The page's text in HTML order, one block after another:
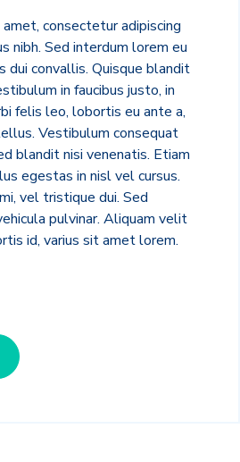
consectetur adipiscing
nibh. Sed interdum lorem eu
dui convallis. Quisque blandit
in faucibus justo, in
felis leo, lobortis eu ante a,
Vestibulum consequat
blandit nisi venenatis. Etiam
egestas in nisl vel cursus.
vel tristique dui. Sed
pulvinar. Aliquam velit
id, varius sit amet lorem.